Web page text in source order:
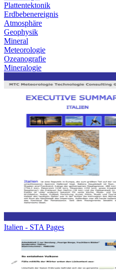
Plattentektonik
Erdbebenereignis
Atmosphäre
Geophysik
Mineral
Meteorologie
Ozeanografie
Mineralogie
Italien - STA Pages